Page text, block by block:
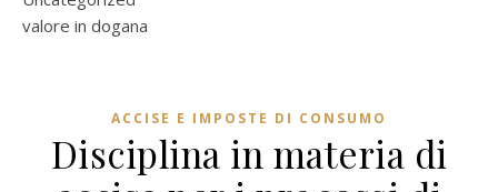
valore in dogana
ACCISE E IMPOSTE DI CONSUMO
Disciplina in materia di